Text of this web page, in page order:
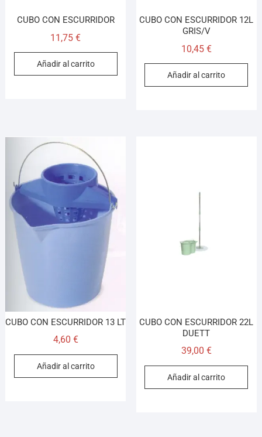
CUBO CON ESCURRIDOR
11,75€
Añadir al carrito
CUBO CON ESCURRIDOR 12L
GRIS/V
10,45 €
Añadir al carrito
CUBO CON ESCURRIDOR 13 LT
4,60 €
Añadir al carrito
CUBO CON ESCURRIDOR 22L
DUETT
39,00 €
Añadir al carrito